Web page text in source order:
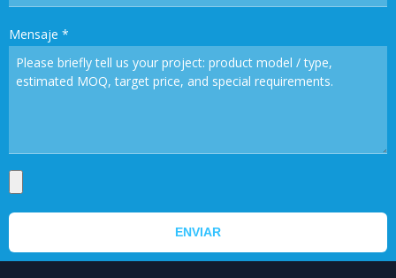
Mensaje *
ENVIAR